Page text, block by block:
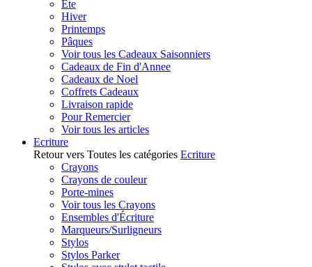
Ete
Hiver
Printemps
Pâques
Voir tous les Cadeaux Saisonniers
Cadeaux de Fin d'Annee
Cadeaux de Noel
Coffrets Cadeaux
Livraison rapide
Pour Remercier
Voir tous les articles
Ecriture
Retour vers Toutes les catégories Ecriture
Crayons
Crayons de couleur
Porte-mines
Voir tous les Crayons
Ensembles d'Écriture
Marqueurs/Surligneurs
Stylos
Stylos Parker